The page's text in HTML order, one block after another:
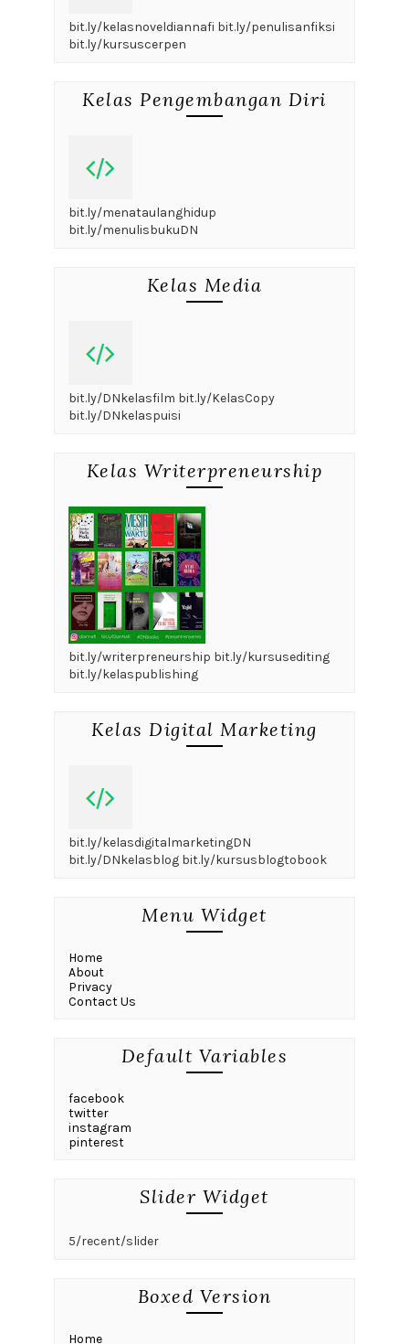
bit.ly/kelasnoveldiannafi bit.ly/penulisanfiksi
bit.ly/kursuscerpen
Kelas Pengembangan Diri
bit.ly/menataulanghidup
bit.ly/menulisbukuDN
Kelas Media
bit.ly/DNkelasfilm bit.ly/KelasCopy
bit.ly/DNkelaspuisi
Kelas Writerpreneurship
bit.ly/writerpreneurship bit.ly/kursusediting
bit.ly/kelaspublishing
Kelas Digital Marketing
bit.ly/kelasdigitalmarketingDN
bit.ly/DNkelasblog bit.ly/kursusblogtobook
Menu Widget
Home
About
Privacy
Contact Us
Default Variables
facebook
twitter
instagram
pinterest
Slider Widget
5/recent/slider
Boxed Version
Home